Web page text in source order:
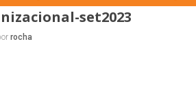
set2023
rocha